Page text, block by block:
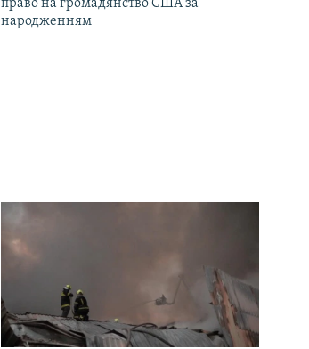
право на громадянство США за
народженням